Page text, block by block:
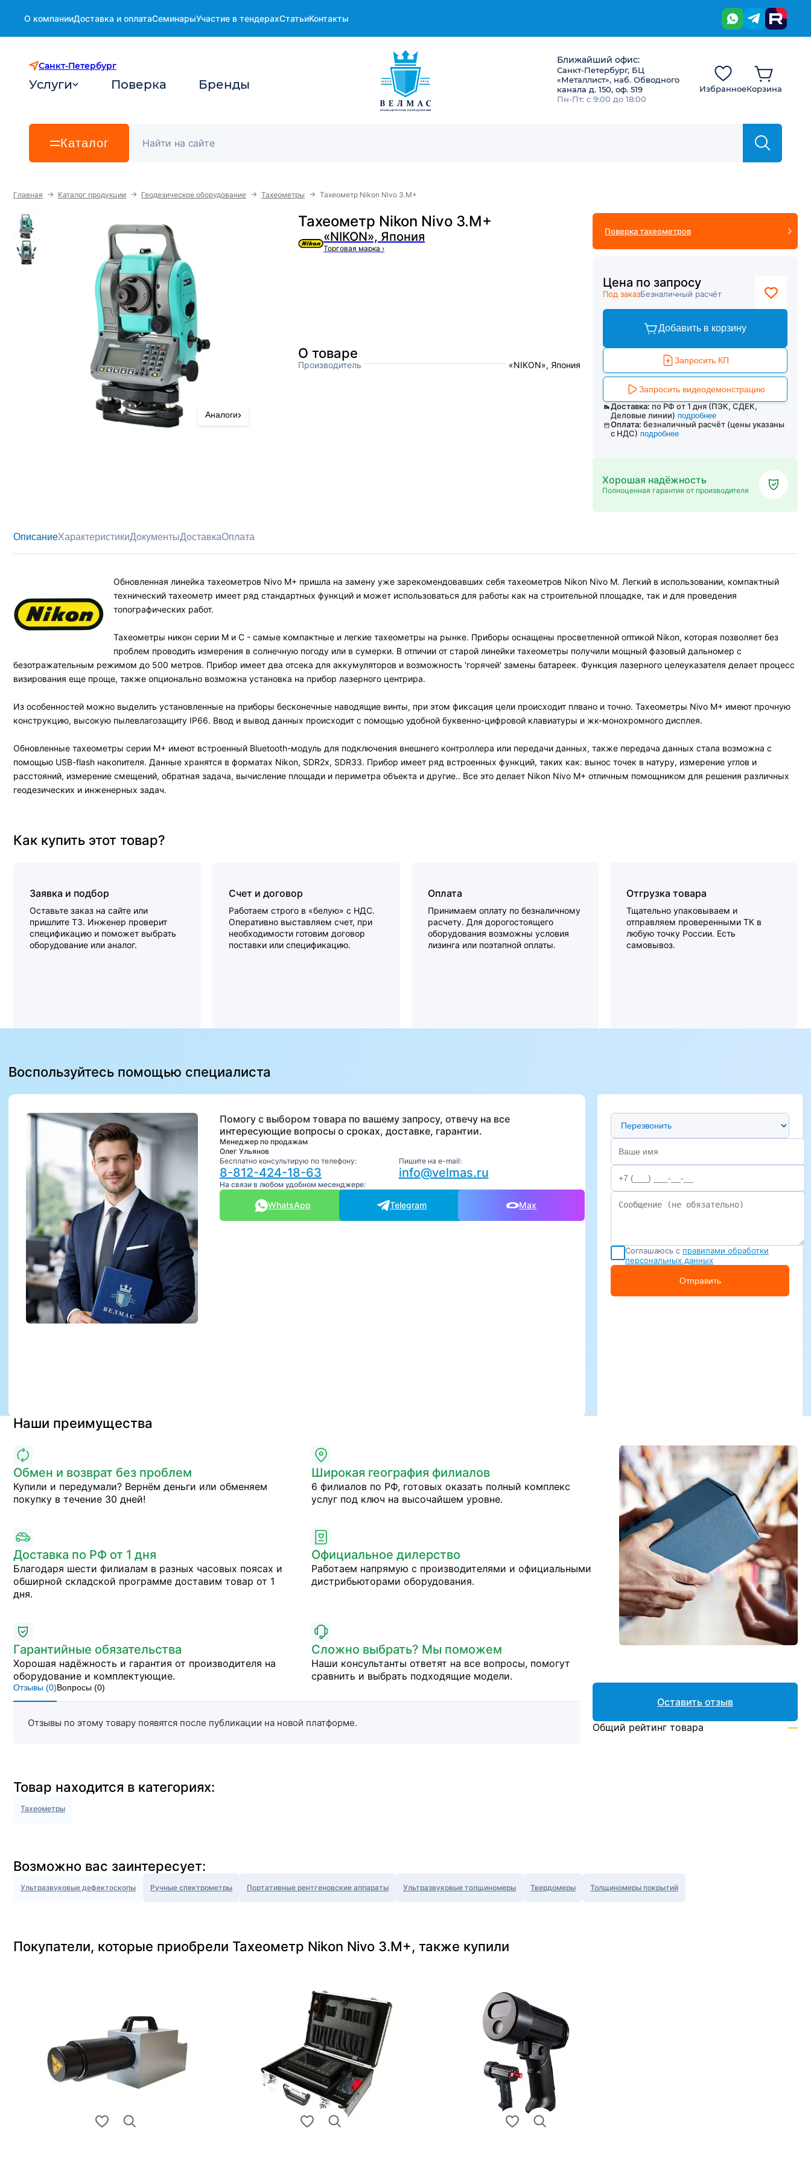
О компанииДоставка и оплатаСеминарыУчастие в тендерахСтатьиКонтакты
Санкт-Петербург
Услуги Поверка Бренды
Ближайший офис:
Санкт-Петербург, БЦ
«Металлист», наб. Обводного
канала д. 150, оф. 519
Пн-Пт: с 9:00 до 18:00
ИзбранноеКорзина
Каталог
Главная → Каталог продукции → Геодезическое оборудование → Тахеометры → Тахеометр Nikon Nivo 3.M+
Тахеометр Nikon Nivo 3.M+
«NIKON», Япония
Торговая марка ›
Аналоги›
О товаре
Производитель «NIKON», Япония
Поверка тахеометров
Цена по запросу
Под заказБезналичный расчёт
Добавить в корзину
Запросить КП
Запросить видеодемонстрацию
Доставка: по РФ от 1 дня (ПЭК, СДЕК,
Деловые линии) подробнее
Оплата: безналичный расчёт (цены указаны
с НДС) подробнее
Хорошая надёжность
Полноценная гарантия от производителя
ОписаниеХарактеристикиДокументыДоставкаОплата
Обновленная линейка тахеометров Nivo M+ пришла на замену уже зарекомендовавших себя тахеометров Nikon Nivo M. Легкий в использовании, компактный
технический тахеометр имеет ряд стандартных функций и может использоваться для работы как на строительной площадке, так и для проведения
топографических работ.
Тахеометры никон серии M и C - самые компактные и легкие тахеометры на рынке. Приборы оснащены просветленной оптикой Nikon, которая позволяет без
проблем проводить измерения в солнечную погоду или в сумерки. В отличии от старой линейки тахеометры получили мощный фазовый дальномер с
безотражательным режимом до 500 метров. Прибор имеет два отсека для аккумуляторов и возможность 'горячей' замены батареек. Функция лазерного целеуказателя делает процесс
визирования еще проще, также опционально возможна установка на прибор лазерного центрира.
Из особенностей можно выделить установленные на приборы бесконечные наводящие винты, при этом фиксация цели происходит плвано и точно. Тахеометры Nivo M+ имеют прочную
конструкцию, высокую пылевлагозащиту IP66. Ввод и вывод данных происходит с помощью удобной буквенно-цифровой клавиатуры и жк-монохромного дисплея.
Обновленные тахеометры серии M+ имеют встроенный Bluetooth-модуль для подключения внешнего контроллера или передачи данных, также передача данных стала возможна с
помощью USB-flash накопителя. Данные хранятся в форматах Nikon, SDR2x, SDR33. Прибор имеет ряд встроенных функций, таких как: вынос точек в натуру, измерение углов и
расстояний, измерение смещений, обратная задача, вычисление площади и периметра объекта и другие.. Все это делает Nikon Nivo M+ отличным помощником для решения различных
геодезических и инженерных задач.
Как купить этот товар?
Заявка и подбор
Оставьте заказ на сайте или
пришлите ТЗ. Инженер проверит
спецификацию и поможет выбрать
оборудование или аналог.
Счет и договор
Работаем строго в «белую» с НДС.
Оперативно выставляем счет, при
необходимости готовим договор
поставки или спецификацию.
Оплата
Принимаем оплату по безналичному
расчету. Для дорогостоящего
оборудования возможны условия
лизинга или поэтапной оплаты.
Отгрузка товара
Тщательно упаковываем и
отправляем проверенными ТК в
любую точку России. Есть
самовывоз.
Воспользуйтесь помощью специалиста
Помогу с выбором товара по вашему запросу, отвечу на все
интересующие вопросы о сроках, доставке, гарантии.
Менеджер по продажам
Олег Ульянов
Бесплатно консультирую по телефону:
8-812-424-18-63
Пишите на e-mail:
info@velmas.ru
На связи в любом удобном месенджере:
WhatsApp Telegram Max
Предпочтительный способ связи
Соглашаюсь с правилами обработки
персональных данных
Отправить
Наши преимущества
Обмен и возврат без проблем
Купили и передумали? Вернём деньги или обменяем
покупку в течение 30 дней!
Широкая география филиалов
6 филиалов по РФ, готовых оказать полный комплекс
услуг под ключ на высочайшем уровне.
Доставка по РФ от 1 дня
Благодаря шести филиалам в разных часовых поясах и
обширной складской программе доставим товар от 1
дня.
Официальное дилерство
Работаем напрямую с производителями и официальными
дистрибьюторами оборудования.
Гарантийные обязательства
Хорошая надёжность и гарантия от производителя на
оборудование и комплектующие.
Сложно выбрать? Мы поможем
Наши консультанты ответят на все вопросы, помогут
сравнить и выбрать подходящие модели.
Отзывы (0)Вопросы (0)
Отзывы по этому товару появятся после публикации на новой платформе.
Оставить отзыв
Общий рейтинг товара —
Товар находится в категориях:
Тахеометры
Возможно вас заинтересует:
Ультразвуковые дефектоскопы Ручные спектрометры Портативные рентгеновские аппараты Ультразвуковые толщиномеры Твердомеры Толщиномеры покрытий
Покупатели, которые приобрели Тахеометр Nikon Nivo 3.M+, также купили